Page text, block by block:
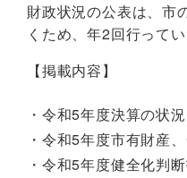
財政状況の公表は、市
くため、年2回行ってい
【掲載内容】
令和5年度決算の状況
令和5年度市有財産
令和5年度健全化判